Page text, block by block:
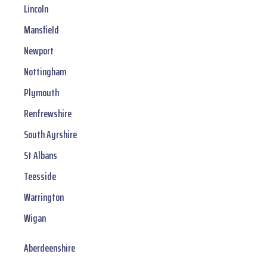
Lincoln
Mansfield
Newport
Nottingham
Plymouth
Renfrewshire
South Ayrshire
St Albans
Teesside
Warrington
Wigan
Aberdeenshire